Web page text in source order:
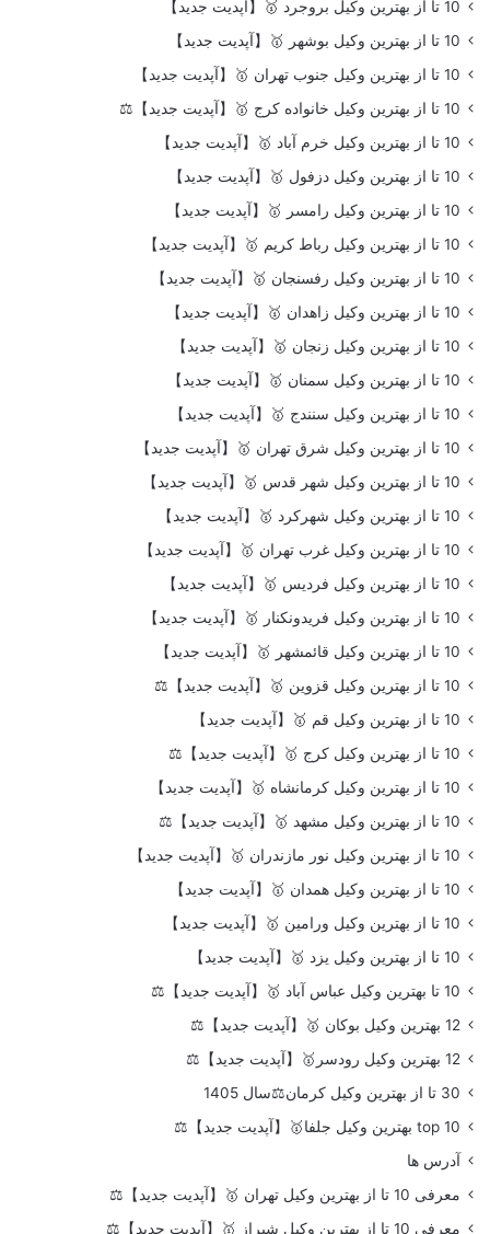
10 تا از بهترین وکیل بروجرد 🥇【آپدیت جدید】
10 تا از بهترین وکیل بوشهر 🥇【آپدیت جدید】
10 تا از بهترین وکیل جنوب تهران 🥇【آپدیت جدید】
10 تا از بهترین وکیل خانواده کرج 🥇【آپدیت جدید】⚖️
10 تا از بهترین وکیل خرم آباد 🥇【آپدیت جدید】
10 تا از بهترین وکیل دزفول 🥇【آپدیت جدید】
10 تا از بهترین وکیل رامسر 🥇【آپدیت جدید】
10 تا از بهترین وکیل رباط کریم 🥇【آپدیت جدید】
10 تا از بهترین وکیل رفسنجان 🥇【آپدیت جدید】
10 تا از بهترین وکیل زاهدان 🥇【آپدیت جدید】
10 تا از بهترین وکیل زنجان 🥇【آپدیت جدید】
10 تا از بهترین وکیل سمنان 🥇【آپدیت جدید】
10 تا از بهترین وکیل سنندج 🥇【آپدیت جدید】
10 تا از بهترین وکیل شرق تهران 🥇【آپدیت جدید】
10 تا از بهترین وکیل شهر قدس 🥇【آپدیت جدید】
10 تا از بهترین وکیل شهرکرد 🥇【آپدیت جدید】
10 تا از بهترین وکیل غرب تهران 🥇【آپدیت جدید】
10 تا از بهترین وکیل فردیس 🥇【آپدیت جدید】
10 تا از بهترین وکیل فریدونکنار 🥇【آپدیت جدید】
10 تا از بهترین وکیل قائمشهر 🥇【آپدیت جدید】
10 تا از بهترین وکیل قزوین 🥇【آپدیت جدید】⚖️
10 تا از بهترین وکیل قم 🥇【آپدیت جدید】
10 تا از بهترین وکیل کرج 🥇【آپدیت جدید】⚖️
10 تا از بهترین وکیل کرمانشاه 🥇【آپدیت جدید】
10 تا از بهترین وکیل مشهد 🥇【آپدیت جدید】⚖️
10 تا از بهترین وکیل نور مازندران 🥇【آپدیت جدید】
10 تا از بهترین وکیل همدان 🥇【آپدیت جدید】
10 تا از بهترین وکیل ورامین 🥇【آپدیت جدید】
10 تا از بهترین وکیل یزد 🥇【آپدیت جدید】
10 تا بهترین وکیل عباس آباد 🥇【آپدیت جدید】⚖️
12 بهترین وکیل بوکان 🥇【آپدیت جدید】⚖️
12 بهترین وکیل رودسر🥇【آپدیت جدید】⚖️
30 تا از بهترین وکیل کرمان⚖️سال 1405
top 10 بهترین وکیل جلفا🥇【آپدیت جدید】⚖️
آدرس ها
معرفی 10 تا از بهترین وکیل تهران 🥇【آپدیت جدید】⚖️
معرفی 10 تا از بهترین وکیل شیراز 🥇【آپدیت جدید】⚖️